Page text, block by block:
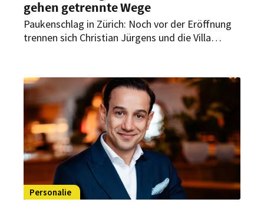
gehen getrennte Wege
Paukenschlag in Zürich: Noch vor der Eröffnung
trennen sich Christian Jürgens und die Villa
Personalie